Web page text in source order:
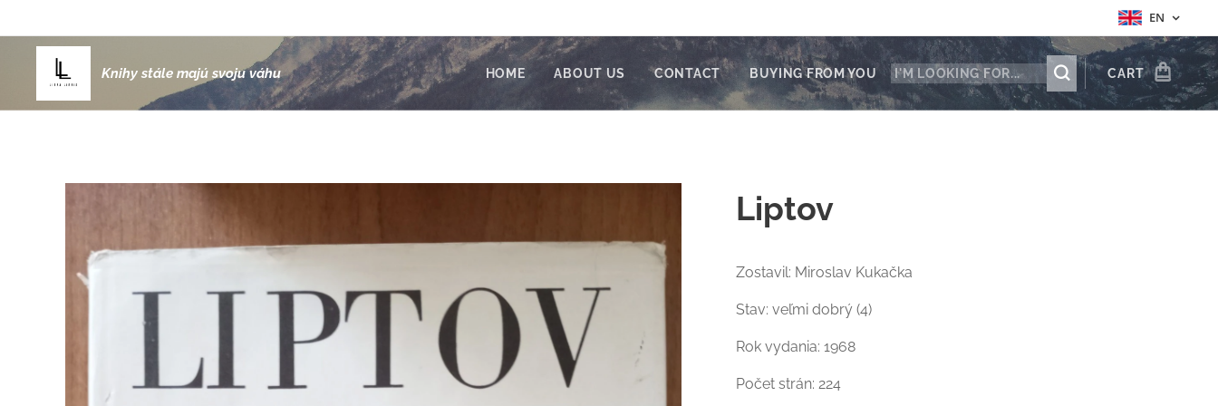
EN
Knihy stále majú svoju váhu HOME ABOUT US CONTACT BUYING FROM YOU CART
Liptov
Zostavil: Miroslav Kukačka
Stav: veľmi dobrý (4)
Rok vydania: 1968
Počet strán: 224